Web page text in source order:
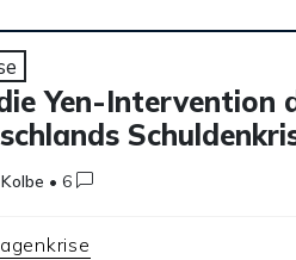
Yen-Intervention
•6